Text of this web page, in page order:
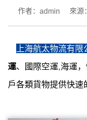
作者：admin 來源：
上海航太物流有限
運、國際空運,海運
戶各類貨物提供快速